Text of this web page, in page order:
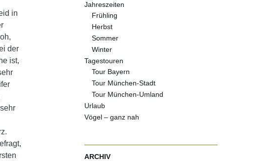
in
der
ist,
Jahreszeiten
Frühling
Herbst
Sommer
Winter
Tagestouren
Tour Bayern
Tour München-Stadt
Tour München-Umland
Urlaub
Vögel – ganz nah
ARCHIV